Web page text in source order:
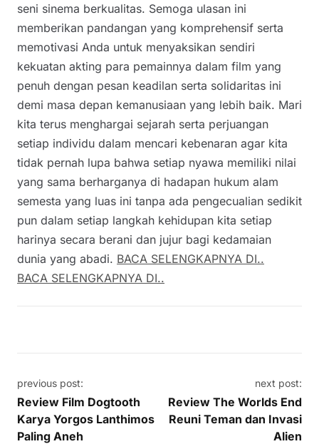
seni sinema berkualitas. Semoga ulasan ini
memberikan pandangan yang komprehensif serta
memotivasi Anda untuk menyaksikan sendiri
kekuatan akting para pemainnya dalam film yang
penuh dengan pesan keadilan serta solidaritas ini
demi masa depan kemanusiaan yang lebih baik. Mari
kita terus menghargai sejarah serta perjuangan
setiap individu dalam mencari kebenaran agar kita
tidak pernah lupa bahwa setiap nyawa memiliki nilai
yang sama berharganya di hadapan hukum alam
semesta yang luas ini tanpa ada pengecualian sedikit
pun dalam setiap langkah kehidupan kita setiap
harinya secara berani dan jujur bagi kedamaian
dunia yang abadi. BACA SELENGKAPNYA DI..
BACA SELENGKAPNYA DI..
Post navigation
previous post:
Review Film Dogtooth
Karya Yorgos Lanthimos
Paling Aneh
next post:
Review The Worlds End
Reuni Teman dan Invasi
Alien